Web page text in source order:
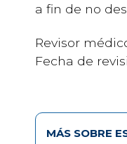
a fin de no
Revisor
Fecha de
MÁS SOBRE